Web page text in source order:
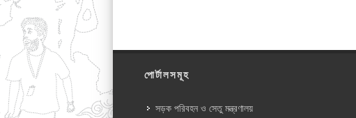
পোর্টালসমূহ
সড়ক পরিবহন ও সেতু মন্ত্রণালয়